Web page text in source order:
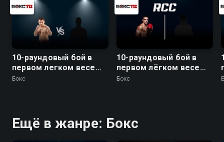
10-раундовый бой в
первом легком весе
(до 59 кг): Евгений
Бокс
10-раундовый бой в
первом лёгком весе
(до 59 кг)
Бокс
Ещё в жанре: Бокс